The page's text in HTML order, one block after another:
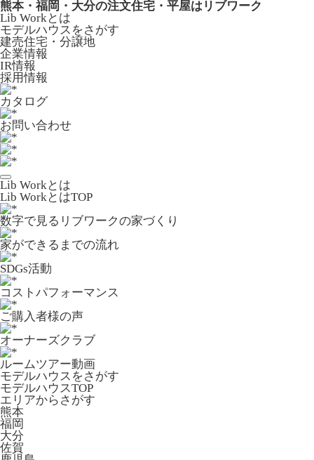
熊本・福岡・大分の注文住宅・平屋はリブワーク
Lib Workとは
モデルハウスをさがす
建売住宅・分譲地
企業情報
IR情報
採用情報
カタログ
お問い合わせ
Lib Workとは
Lib WorkとはTOP
数字で⾒るリブワークの家づくり
家ができるまでの流れ
SDGs活動
コストパフォーマンス
ご購入者様の声
オーナーズクラブ
ルームツアー動画
モデルハウスをさがす
モデルハウスTOP
エリアからさがす
熊本
福岡
大分
佐賀